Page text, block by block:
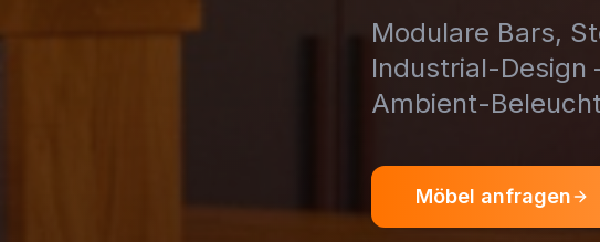
Modulare Bars,
Industrial-Design
Ambient-
Möbel anfragen